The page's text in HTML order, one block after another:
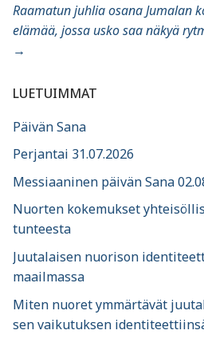
Raamatun juhlia osana Jumalan
elämää, jossa usko saa näkyä
→
LUETUIMMAT
Päivän Sana
Perjantai 31.07.2026
Messiaaninen päivän Sana
Nuorten kokemukset
tunteesta
Juutalaisen nuorison
maailmassa
Miten nuoret ymmärtävät
sen vaikutuksen